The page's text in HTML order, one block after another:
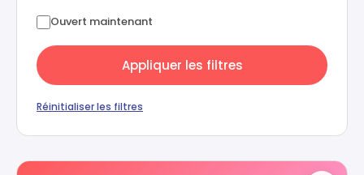
Ouvert maintenant
Appliquer les filtres
Réinitialiser les filtres